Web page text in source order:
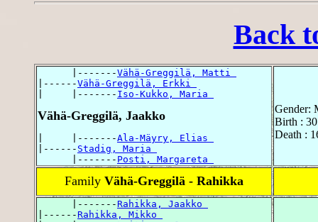
Back
      |-------
Vähä-Greggilä, Matti
|------Vähä-Greggilä, Erkki
|     |------- Iso-Kukko, Maria
Vähä-Greggilä, Jaakko
|     |-------Ala-Mäyry, Elias
|------ Stadig, Maria
      |-------
Posti, Margareta
Gender:
Birth :
Death :
Family Vähä-Greggilä - Rahikka
      |-------
Rahikka, Jaakko
|------Rahikka, Mikko